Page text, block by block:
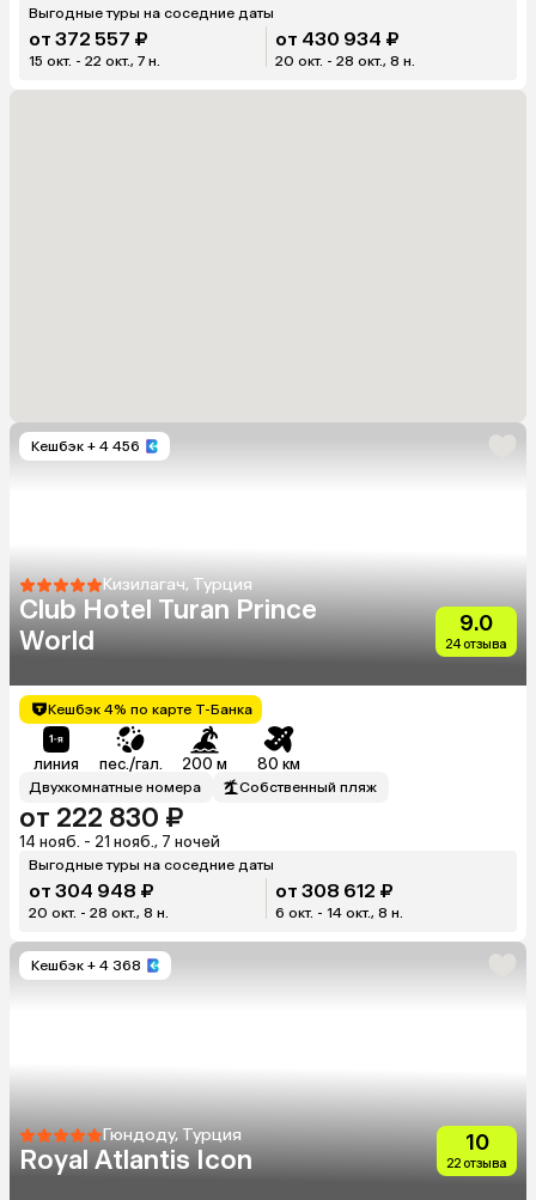
Выгодные туры на соседние даты
от 372 557 ₽
15 окт. - 22 окт., 7 н.
от 430 934 ₽
20 окт. - 28 окт., 8 н.
Кешбэк + 4 456
Кизилагач, Турция
Club Hotel Turan Prince
World
9.0
24 отзыва
Кешбэк 4% по карте Т-Банка
линия пес./гал. 200 м 80 км
Двухкомнатные номера Собственный пляж
от 222 830 ₽
14 нояб. - 21 нояб., 7 ночей
Выгодные туры на соседние даты
от 304 948 ₽
20 окт. - 28 окт., 8 н.
от 308 612 ₽
6 окт. - 14 окт., 8 н.
Кешбэк + 4 368
Гюндоду, Турция
Royal Atlantis Icon
10
22 отзыва